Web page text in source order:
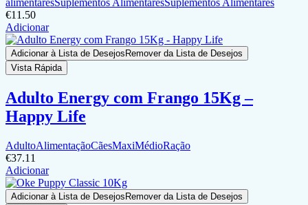
alimentaresSuplementos AlimentaresSuplementos Alimentares
€11.50
Adicionar
Adicionar à Lista de Desejos Remover da Lista de Desejos
Vista Rápida
Adulto Energy com Frango 15Kg –
Happy Life
AdultoAlimentaçãoCãesMaxiMédioRação
€37.11
Adicionar
Adicionar à Lista de Desejos Remover da Lista de Desejos